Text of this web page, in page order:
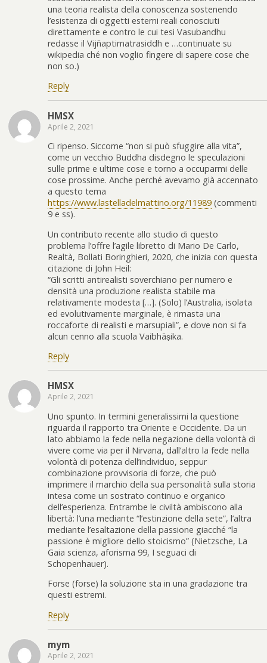
una teoria realista della conoscenza sostenendo
l’esistenza di oggetti esterni reali conosciuti
direttamente e contro le cui tesi Vasubandhu
redasse il Vijñaptimatrasiddh e …continuate su
wikipedia ché non voglio fingere di sapere cose che
non so.)
Reply
HMSX
Aprile 2, 2021
Ci ripenso. Siccome “non si può sfuggire alla vita”,
come un vecchio Buddha disdegno le speculazioni
sulle prime e ultime cose e torno a occuparmi delle
cose prossime. Anche perché avevamo già accennato
a questo tema
https://www.lastelladelmattino.org/11989 (commenti
9 e ss).
Un contributo recente allo studio di questo
problema l’offre l’agile libretto di Mario De Carlo,
Realtà, Bollati Boringhieri, 2020, che inizia con questa
citazione di John Heil:
“Gli scritti antirealisti soverchiano per numero e
densità una produzione realista stabile ma
relativamente modesta […]. (Solo) l’Australia, isolata
ed evolutivamente marginale, è rimasta una
roccaforte di realisti e marsupiali”, e dove non si fa
alcun cenno alla scuola Vaibhāṣika.
Reply
HMSX
Aprile 2, 2021
Uno spunto. In termini generalissimi la questione
riguarda il rapporto tra Oriente e Occidente. Da un
lato abbiamo la fede nella negazione della volontà di
vivere come via per il Nirvana, dall’altro la fede nella
volontà di potenza dell’individuo, seppur
combinazione provvisoria di forze, che può
imprimere il marchio della sua personalità sulla storia
intesa come un sostrato continuo e organico
dell’esperienza. Entrambe le civiltà ambiscono alla
libertà: l’una mediante “l’estinzione della sete”, l’altra
mediante l’esaltazione della passione giacché “la
passione è migliore dello stoicismo” (Nietzsche, La
Gaia scienza, aforisma 99, I seguaci di
Schopenhauer).
Forse (forse) la soluzione sta in una gradazione tra
questi estremi.
Reply
mym
Aprile 2, 2021